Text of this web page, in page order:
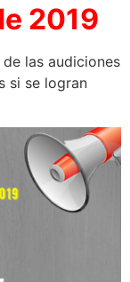
2019
las audiciones
si se logran